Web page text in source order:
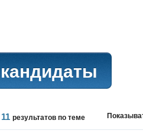
кандидаты
11 результатов по теме